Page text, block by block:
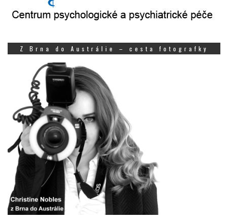
Z Brna do Austrálie – cesta fotografky